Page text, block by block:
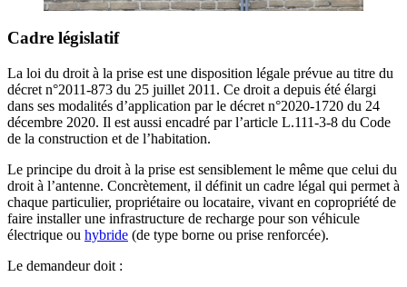
Cadre législatif
La loi du droit à la prise est une disposition légale prévue au titre du
décret n°2011-873 du 25 juillet 2011. Ce droit a depuis été élargi
dans ses modalités d’application par le décret n°2020-1720 du 24
décembre 2020. Il est aussi encadré par l’article L.111-3-8 du Code
de la construction et de l’habitation.
Le principe du droit à la prise est sensiblement le même que celui du
droit à l’antenne. Concrètement, il définit un cadre légal qui permet à
chaque particulier, propriétaire ou locataire, vivant en copropriété de
faire installer une infrastructure de recharge pour son véhicule
électrique ou hybride (de type borne ou prise renforcée).
Le demandeur doit :